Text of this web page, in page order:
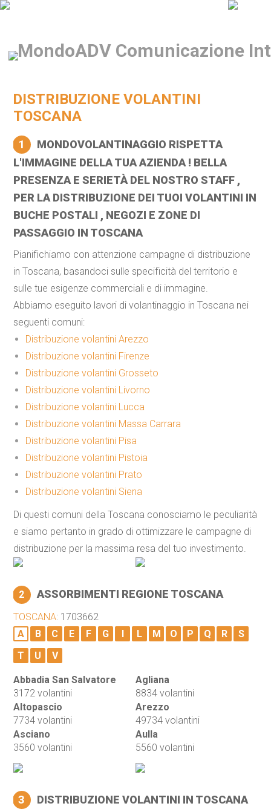
DISTRIBUZIONE VOLANTINI
TOSCANA
1
MONDOVOLANTINAGGIO RISPETTA
L'IMMAGINE DELLA TUA AZIENDA ! BELLA
PRESENZA E SERIETÀ DEL NOSTRO STAFF ,
PER LA DISTRIBUZIONE DEI TUOI VOLANTINI IN
BUCHE POSTALI , NEGOZI E ZONE DI
PASSAGGIO IN TOSCANA
Pianifichiamo con attenzione campagne di distribuzione
in Toscana, basandoci sulle specificità del territorio e
sulle tue esigenze commerciali e di immagine.
Abbiamo eseguito lavori di volantinaggio in Toscana nei
seguenti comuni:
Distribuzione volantini Arezzo
Distribuzione volantini Firenze
Distribuzione volantini Grosseto
Distribuzione volantini Livorno
Distribuzione volantini Lucca
Distribuzione volantini Massa Carrara
Distribuzione volantini Pisa
Distribuzione volantini Pistoia
Distribuzione volantini Prato
Distribuzione volantini Siena
Di questi comuni della Toscana conosciamo le peculiarità
e siamo pertanto in grado di ottimizzare le campagne di
distribuzione per la massima resa del tuo investimento.
2 ASSORBIMENTI REGIONE TOSCANA
TOSCANA: 1703662
A
B C E F G I L M O P Q R
S
T
U V
Abbadia San Salvatore
3172 volantini
Agliana
8834 volantini
Altopascio
7734 volantini
Arezzo
49734 volantini
Asciano
3560 volantini
Aulla
5560 volantini
3 DISTRIBUZIONE VOLANTINI IN TOSCANA